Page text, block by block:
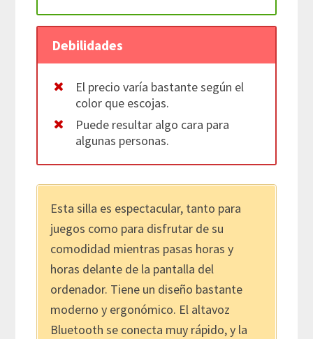
Debilidades
El precio varía bastante según el
color que escojas.
Puede resultar algo cara para
algunas personas.
Esta silla es espectacular, tanto para
juegos como para disfrutar de su
comodidad mientras pasas horas y
horas delante de la pantalla del
ordenador. Tiene un diseño bastante
moderno y ergonómico. El altavoz
Bluetooth se conecta muy rápido, y la